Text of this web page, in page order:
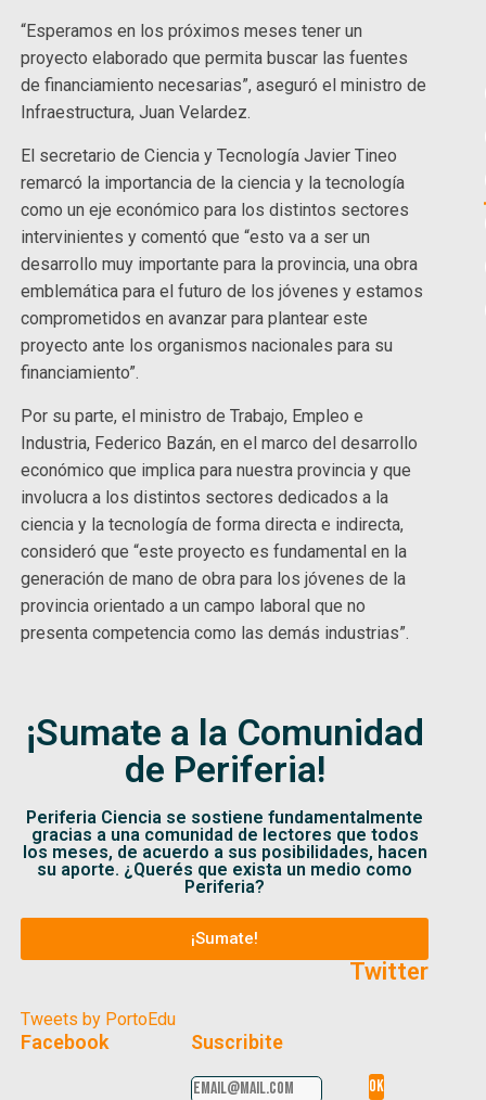
“Esperamos en los próximos meses tener un
proyecto elaborado que permita buscar las fuentes
de financiamiento necesarias”, aseguró el ministro de
Infraestructura, Juan Velardez.
El secretario de Ciencia y Tecnología Javier Tineo
remarcó la importancia de la ciencia y la tecnología
como un eje económico para los distintos sectores
intervinientes y comentó que “esto va a ser un
desarrollo muy importante para la provincia, una obra
emblemática para el futuro de los jóvenes y estamos
comprometidos en avanzar para plantear este
proyecto ante los organismos nacionales para su
financiamiento”.
Por su parte, el ministro de Trabajo, Empleo e
Industria, Federico Bazán, en el marco del desarrollo
económico que implica para nuestra provincia y que
involucra a los distintos sectores dedicados a la
ciencia y la tecnología de forma directa e indirecta,
consideró que “este proyecto es fundamental en la
generación de mano de obra para los jóvenes de la
provincia orientado a un campo laboral que no
presenta competencia como las demás industrias”.
¡Sumate a la Comunidad
de Periferia!
Periferia Ciencia se sostiene fundamentalmente
gracias a una comunidad de lectores que todos
los meses, de acuerdo a sus posibilidades, hacen
su aporte. ¿Querés que exista un medio como
Periferia?
¡Sumate!
Twitter
Tweets by PortoEdu
Facebook Suscribite